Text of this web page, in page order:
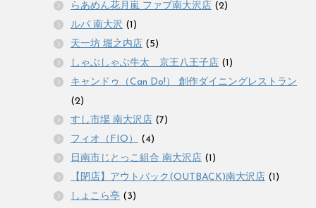
らあめん花月嵐 ファブ南大沢店 (2)
ルパ 南大沢 (1)
天一坊 堀之内店 (5)
しゃぶしゃぶ牛太 京王八王子店 (1)
キャンドゥ（Can Do!） 創作ダイニングレストラン
(2)
すし市場 南大沢店 (7)
フィオ（FIO）
(4)
日南市じとっこ組合 南大沢店 (1)
【閉店】アウトバック(OUTBACK)南大沢店 (1)
しょこら亭 (3)